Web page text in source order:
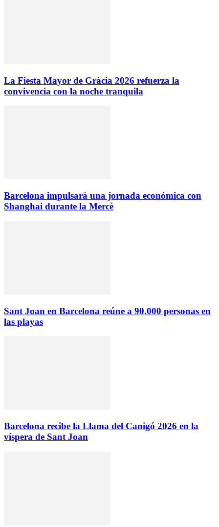
La Fiesta Mayor de Gràcia 2026 refuerza la
convivencia con la noche tranquila
Barcelona impulsará una jornada económica con
Shanghai durante la Mercè
Sant Joan en Barcelona reúne a 90.000 personas en
las playas
Barcelona recibe la Llama del Canigó 2026 en la
víspera de Sant Joan